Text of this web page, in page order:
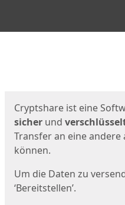
Cryptshare ist eine
sicher und
Transfer an eine
können.
Um die Daten zu
‘Bereitstellen’.